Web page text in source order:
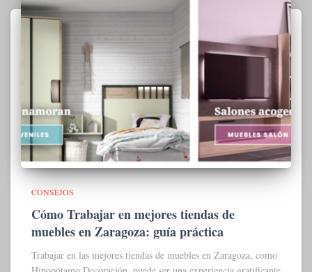
CONSEJOS
Cómo Trabajar en mejores tiendas de
muebles en Zaragoza: guía práctica
Trabajar en las mejores tiendas de muebles en Zaragoza, como